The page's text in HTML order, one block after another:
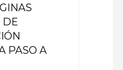
DE
PASO A